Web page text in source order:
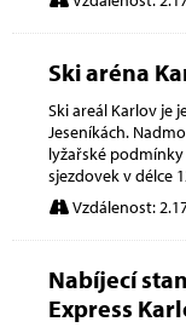
Ski aréna
Ski areál Karlov je
Jeseníkách.
lyžařské
sjezdovek v délce
Vzdálenost:
Nabíjecí
Express